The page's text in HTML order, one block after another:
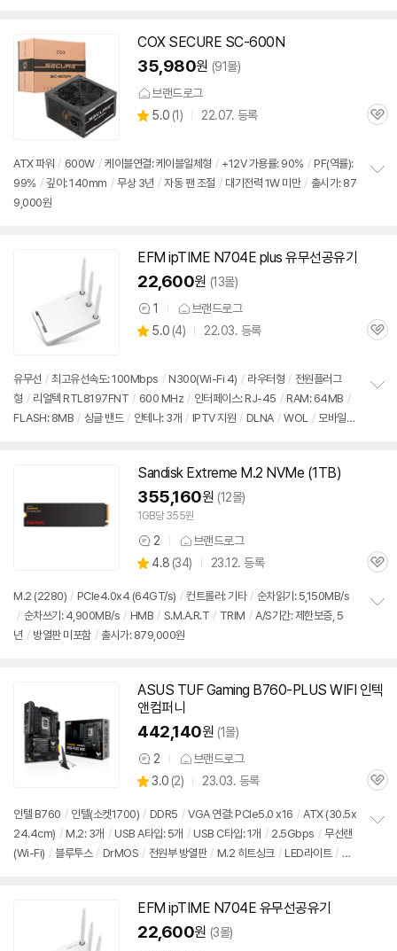
COX SECURE SC-600N
35,980원 (91몰)
브랜드로그
별
5.0 (상
뷰
1) 22.07. 등록
관
ATX 파워 / 600W / 케이블연결: 케이블일체형 / +12V 가용률: 90% / PF(역률):
99% / 깊이: 140mm / 무상 3년 / 자동 팬 조절 / 대기전력 1W 미만 / 출시가: 87
9,000원
EFM ipTIME N704E plus 유무선공유기
22,600원 (13몰)
상
품
1 브랜드로그
별
5.0 (상
4) 22.03. 등록
관
유무선 / 최고유선속도: 100Mbps / N300(Wi-Fi 4) / 라우터형 / 전원플러그
형 / 리얼텍 RTL8197FNT / 600 MHz / 인터페이스: RJ-45 / RAM: 64MB /
FLASH: 8MB / 싱글 밴드 / 안테나: 3개 / IPTV 지원 / DLNA / WOL / 모바일
Sandisk Extreme M.2 NVMe (1TB)
355,160원 (12몰)
1GB당 355원
상
품
견
2 브랜드로그
별
점
4.8 (상
리
뷰
34) 23.12. 등록
관
M.2 (2280) / PCIe4.0x4 (64GT/s) / 컨트롤러: 기타 / 순차읽기: 5,150MB/s
/ 순차쓰기: 4,900MB/s / HMB / S.M.A.R.T / TRIM / A/S기간: 제한보증, 5
년 / 방열판 미포함 / 출시가: 879,000원
기
ASUS TUF Gaming B760-PLUS WIFI 인텍
앤컴퍼니
442,140원 (1몰)
상
품
견
2 브랜드로그
별
점
3.0 (상
리
뷰
2) 23.03. 등록
관
인텔 B760 / 인텔(소켓1700) / DDR5 / VGA 연결: PCIe5.0 x16 / ATX (30.5x
24.4cm) / M.2: 3개 / USB A타입: 5개 / USB C타입: 1개 / 2.5Gbps / 무선랜
(Wi-Fi) / 블루투스 / DrMOS / 전원부 방열판 / M.2 히트싱크 / LED라이트 / UE
EFM ipTIME N704E 유무선공유기
22,600원 (3몰)